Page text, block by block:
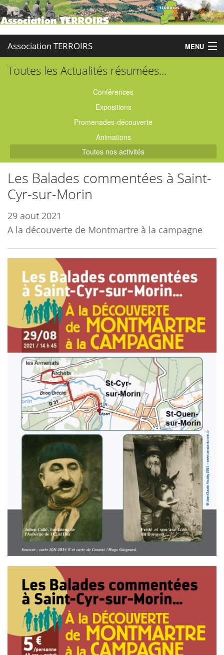
Association TERROIRS MENU
Accueil
Partenaires
Enquêtes
Contact
Boutique
Toutes les Actualités résumées...
Conférences
Expositions
Promenades-découverte
Animations
Toutes nos activités
Les Balades commentées à Saint-
Cyr-sur-Morin
29 aout 2021
A la découverte de Montmartre à la campagne